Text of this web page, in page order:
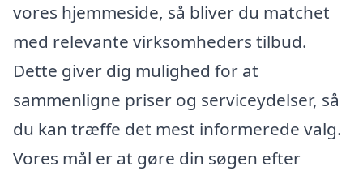
vores hjemmeside, så bliver du matchet
med relevante virksomheders tilbud.
Dette giver dig mulighed for at
sammenligne priser og serviceydelser, så
du kan træffe det mest informerede valg.
Vores mål er at gøre din søgen efter